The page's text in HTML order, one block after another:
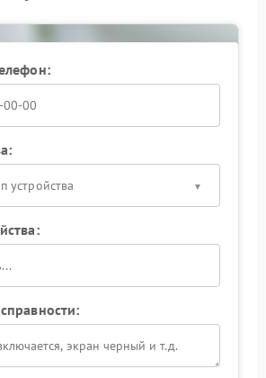
снижает риск серьезных
диагностику, чтобы
работы оборудования.
устройства